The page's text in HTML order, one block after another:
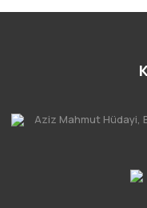
Aziz Mahmut Hüdayi,